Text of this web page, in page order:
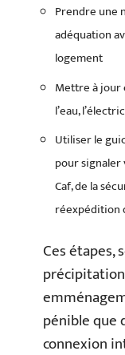
Prendre une
adéquation
logement
Mettre à jour
l’eau,
Utiliser le
pour signaler
Caf, de la
réexpédition
Ces étapes,
pénible que
connexion